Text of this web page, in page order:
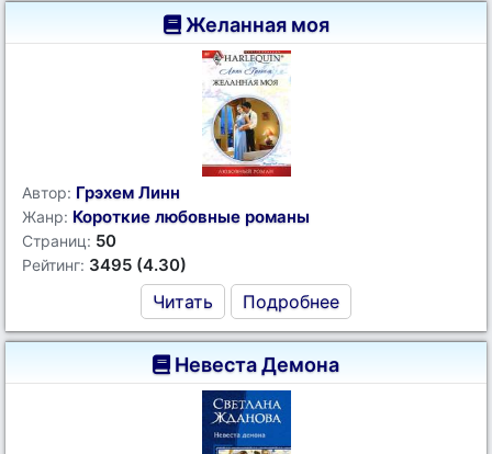
Желанная моя
Автор: Грэхем Линн
Жанр: Короткие любовные романы
Страниц: 50
Рейтинг: 3495 (4.30)
Читать Подробнее
Невеста Демона